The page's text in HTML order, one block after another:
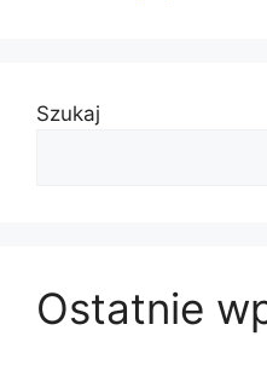
Szukaj
Ostatnie